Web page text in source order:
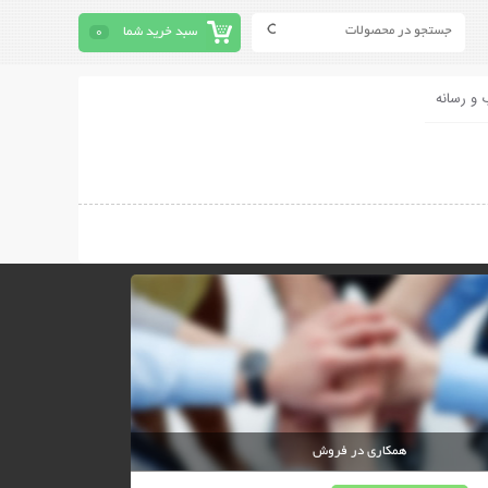
سبد خرید شما 0
و رسانه
همکاری در فروش